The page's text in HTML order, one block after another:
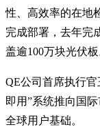
性、高效率的在地
完成部署，去年完
盖逾100万块光伏板
QE公司首席执行
即用”系统推向国
全球用户基础。